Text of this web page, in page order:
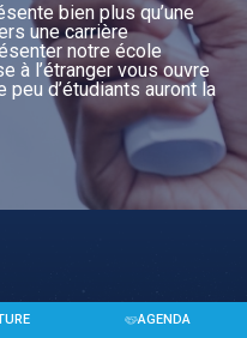
AGENDA
bien plus qu’une
une carrière
notre école
à l’étranger vous ouvre
d’étudiants auront la